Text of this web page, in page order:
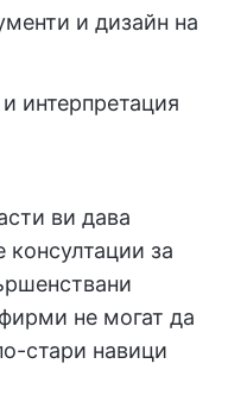
и дизайн на
интерпретация
ви дава
за
не могат да
стари навици